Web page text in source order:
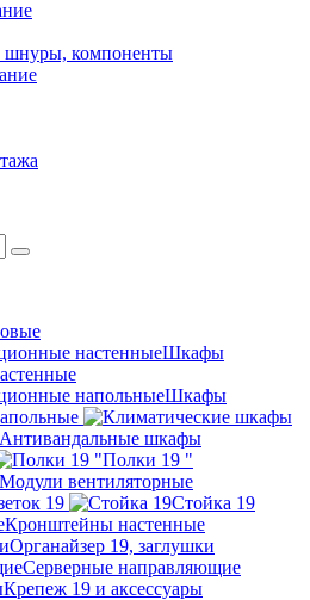
шнуры, компоненты
Шкафы
Шкафы
Полки 19 "
Модули вентиляторные
19
Стойка 19
Кронштейны настенные
Органайзер 19, заглушки
Серверные направляющие
Крепеж 19 и аксессуары